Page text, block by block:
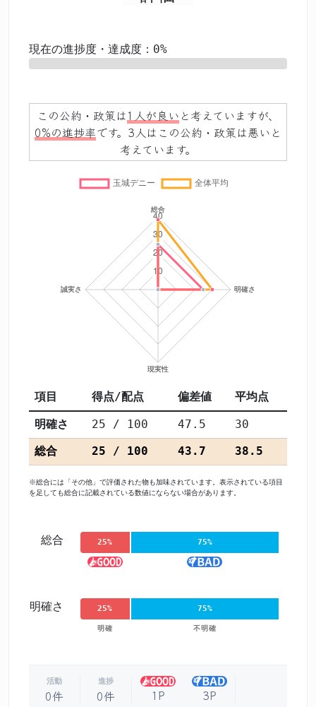
現在の進捗度・達成度：0%
この公約・政策は1人が良い と考えていますが、
0%の進捗率です。3人はこの公約・政策は悪いと
考えています。
項目 得点/配点 偏差値 平均点
明確さ 25 / 100 47.5
30
総合
25 / 100 43.7 38.5
※総合には「その他」で評価された物も加味されています。表示されている項目
を足しても総合に記載されている数値にならない場合があります。
総合 25% 75%
明確さ 25%
明確
75%
不明確
活動
0件
進捗
0件 1P 3P